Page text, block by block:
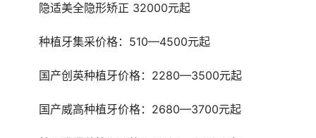
	隐适美全隐形矫正 32000元起
	种植牙集采价格：510—4500元起
	国产创英种植牙价格：2280—3500元起
	国产威高种植牙价格：2680—3700元起